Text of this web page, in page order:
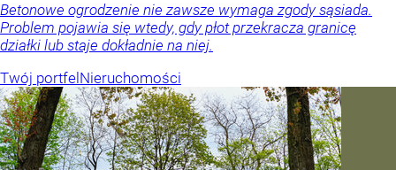
Betonowe ogrodzenie nie zawsze wymaga zgody sąsiada.
Problem pojawia się wtedy, gdy płot przekracza granicę
działki lub staje dokładnie na niej.
Twój portfel Nieruchomości